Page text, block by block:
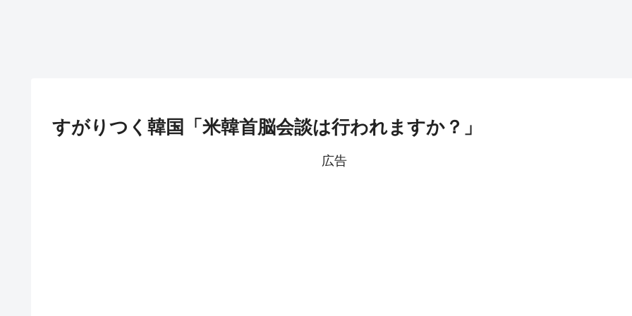
すがりつく韓国「米韓首脳会談は行われますか？」
広告